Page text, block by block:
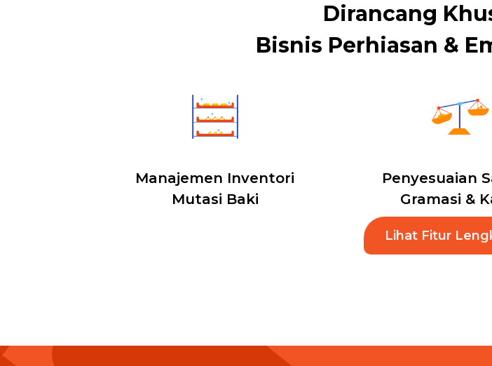
Dirancang
Bisnis Perhiasan &
Manajemen Inventori
Mutasi Baki
Penyesuaian
Gramasi &
Lihat Fitur